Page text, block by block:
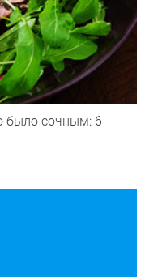
было сочным: 6